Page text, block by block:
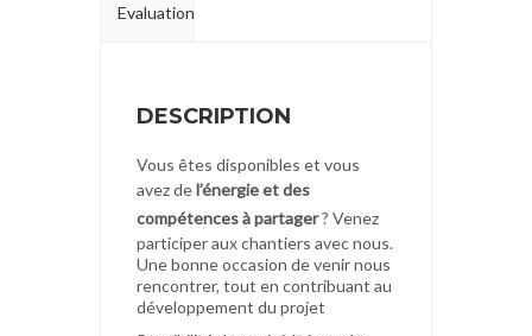
Evaluation
DESCRIPTION
Vous êtes disponibles et vous
avez del’énergie et des
compétences à partager? Venez
participer aux chantiers avec nous.
Une bonne occasion de venir nous
rencontrer, tout en contribuant au
développement du projet